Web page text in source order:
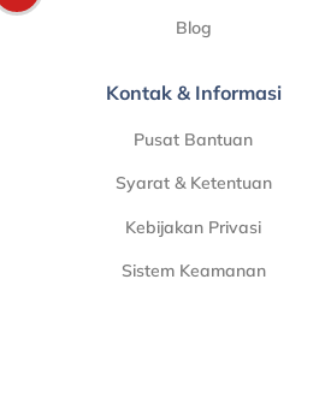
Blog
Kontak & Informasi
Pusat Bantuan
Syarat & Ketentuan
Kebijakan Privasi
Sistem Keamanan